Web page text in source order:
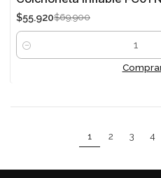
$55.920$69.900
Cantidad
1 2 3 4